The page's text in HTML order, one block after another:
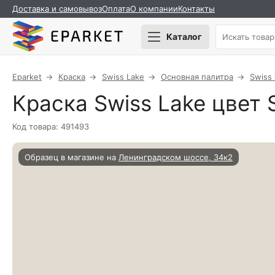
Доставка и самовывозОплатаО компанииКонтакты
Каталог
Eparket Краска Swiss Lake Основная палитра Swiss
Краска Swiss Lake
Код товара: 491493
Образец в магазине на Ленинградском шоссе, 34к2